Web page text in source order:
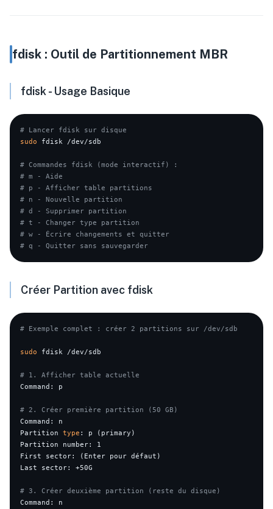
fdisk : Outil de Partitionnement MBR
fdisk - Usage Basique
# Lancer fdisk sur disque
sudo fdisk /dev/sdb
# Commandes fdisk (mode interactif) :
# m - Aide
# p - Afficher table partitions
# n - Nouvelle partition
# d - Supprimer partition
# t - Changer type partition
# w - Écrire changements et quitter
# q - Quitter sans sauvegarder
Créer Partition avec fdisk
# Exemple complet : créer 2 partitions sur /dev/sdb
sudo fdisk /dev/sdb
# 1. Afficher table actuelle
Command: p
# 2. Créer première partition (50 GB)
Command: n
Partition type : p (primary)
Partition number: 1
First sector: (Enter pour défaut)
Last sector: +50G
# 3. Créer deuxième partition (reste du disque)
Command: n